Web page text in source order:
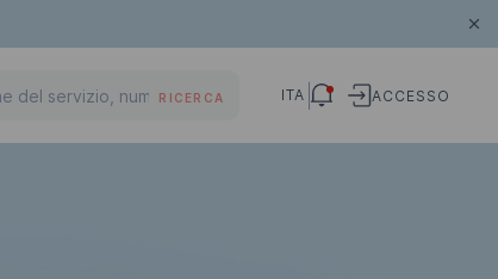
RICERCA ITA ACCESSO